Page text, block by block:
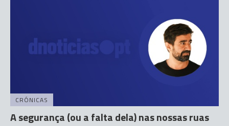
CRÓNICAS
A segurança (ou a falta dela) nas nossas ruas